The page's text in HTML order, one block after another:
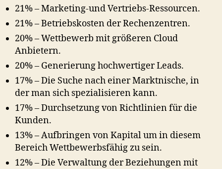
21% – Marketing-und Vertriebs-Ressourcen.
21% – Betriebskosten der Rechenzentren.
20% – Wettbewerb mit größeren Cloud
Anbietern.
20% – Generierung hochwertiger Leads.
17% – Die Suche nach einer Marktnische, in
der man sich spezialisieren kann.
17% – Durchsetzung von Richtlinien für die
Kunden.
13% – Aufbringen von Kapital um in diesem
Bereich Wettbewerbsfähig zu sein.
12% – Die Verwaltung der Beziehungen mit